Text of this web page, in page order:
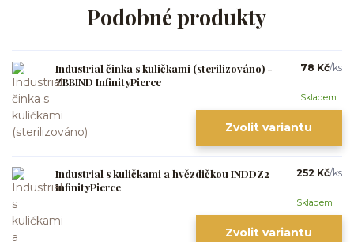
Podobné produkty
Industrial činka s kuličkami (sterilizováno) -
ZBBIND InfinityPierce
78 Kč/ks
Skladem
Zvolit variantu
Industrial s kuličkami a hvězdičkou INDDZ2
InfinityPierce
252 Kč/ks
Skladem
Zvolit variantu